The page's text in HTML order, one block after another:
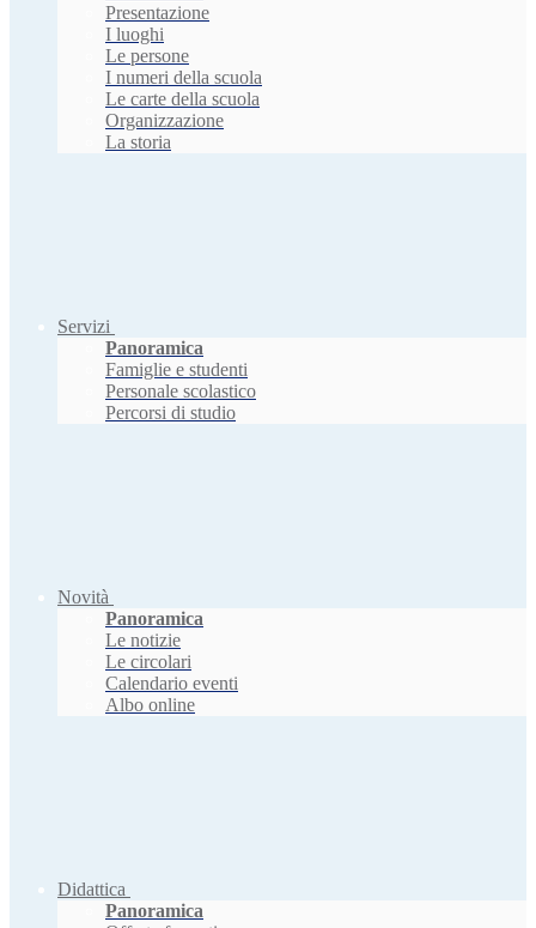
Presentazione
I luoghi
Le persone
I numeri della scuola
Le carte della scuola
Organizzazione
La storia
Servizi
Panoramica
Famiglie e studenti
Personale scolastico
Percorsi di studio
Novità
Panoramica
Le notizie
Le circolari
Calendario eventi
Albo online
Didattica
Panoramica